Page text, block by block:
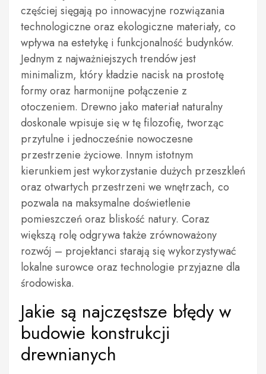
częściej sięgają po innowacyjne rozwiązania
technologiczne oraz ekologiczne materiały, co
wpływa na estetykę i funkcjonalność budynków.
Jednym z najważniejszych trendów jest
minimalizm, który kładzie nacisk na prostotę
formy oraz harmonijne połączenie z
otoczeniem. Drewno jako materiał naturalny
doskonale wpisuje się w tę filozofię, tworząc
przytulne i jednocześnie nowoczesne
przestrzenie życiowe. Innym istotnym
kierunkiem jest wykorzystanie dużych przeszkleń
oraz otwartych przestrzeni we wnętrzach, co
pozwala na maksymalne doświetlenie
pomieszczeń oraz bliskość natury. Coraz
większą rolę odgrywa także zrównoważony
rozwój – projektanci starają się wykorzystywać
lokalne surowce oraz technologie przyjazne dla
środowiska.
Jakie są najczęstsze błędy w
budowie konstrukcji
drewnianych